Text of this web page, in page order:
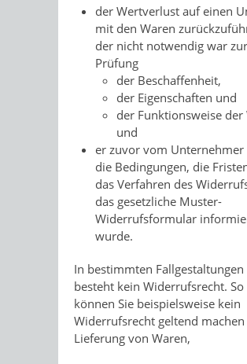
der Wertverlust auf einen
mit den Waren
der nicht notwendig war zur
Prüfung
der Beschaffenheit,
der Eigenschaften und
der Funktionsweise der
und
er zuvor vom Unternehmer
die Bedingungen, die
das Verfahren des
das gesetzliche Muster-
Widerrufsformular
wurde.
In bestimmten Fallgestaltungen
besteht kein Widerrufsrecht. So
können Sie beispielsweise kein
Widerrufsrecht geltend
Lieferung von Waren,